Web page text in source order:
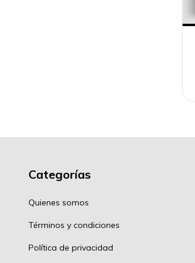
Categorías
Quienes somos
Términos y condiciones
Política de privacidad